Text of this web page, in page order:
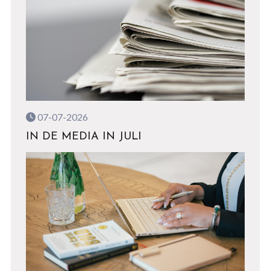
07-07-2026
IN DE MEDIA IN JULI